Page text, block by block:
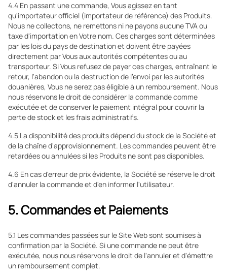
4.4 En passant une commande, Vous agissez en tant
qu'importateur officiel (importateur de référence) des Produits.
Nous ne collectons, ne remettons ni ne payons aucune TVA ou
taxe d'importation en Votre nom. Ces charges sont déterminées
par les lois du pays de destination et doivent être payées
directement par Vous aux autorités compétentes ou au
transporteur. Si Vous refusez de payer ces charges, entraînant le
retour, l'abandon ou la destruction de l'envoi par les autorités
douanières, Vous ne serez pas éligible à un remboursement. Nous
nous réservons le droit de considérer la commande comme
exécutée et de conserver le paiement intégral pour couvrir la
perte de stock et les frais administratifs.
4.5 La disponibilité des produits dépend du stock de la Société et
de la chaîne d'approvisionnement. Les commandes peuvent être
retardées ou annulées si les Produits ne sont pas disponibles.
4.6 En cas d'erreur de prix évidente, la Société se réserve le droit
d'annuler la commande et d'en informer l'utilisateur.
5. Commandes et Paiements
5.1 Les commandes passées sur le Site Web sont soumises à
confirmation par la Société. Si une commande ne peut être
exécutée, nous nous réservons le droit de l'annuler et d'émettre
un remboursement complet.